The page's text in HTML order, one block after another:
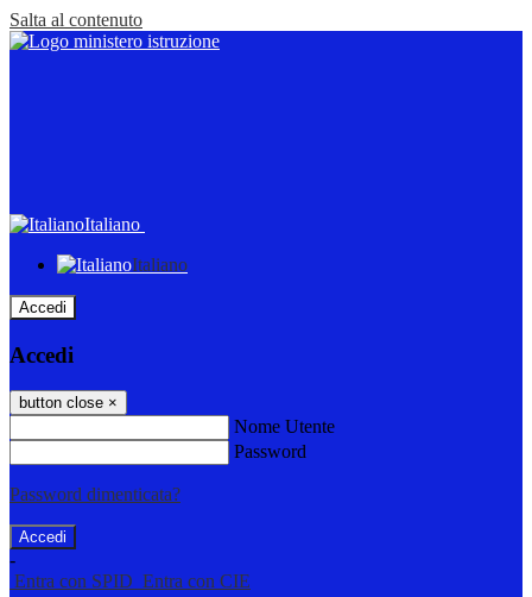
Salta al contenuto
Italiano
Italiano
Accedi
Accedi
button close ×
Nome Utente
Password
Password dimenticata?
-
Entra con SPID Entra con CIE